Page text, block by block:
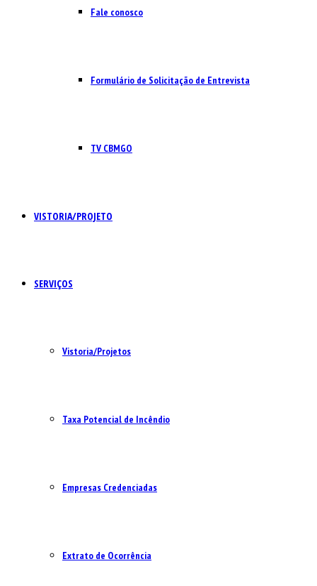
Fale conosco
Formulário de Solicitação de Entrevista
TV CBMGO
VISTORIA/PROJETO
SERVIÇOS
Vistoria/Projetos
Taxa Potencial de Incêndio
Empresas Credenciadas
Extrato de Ocorrência